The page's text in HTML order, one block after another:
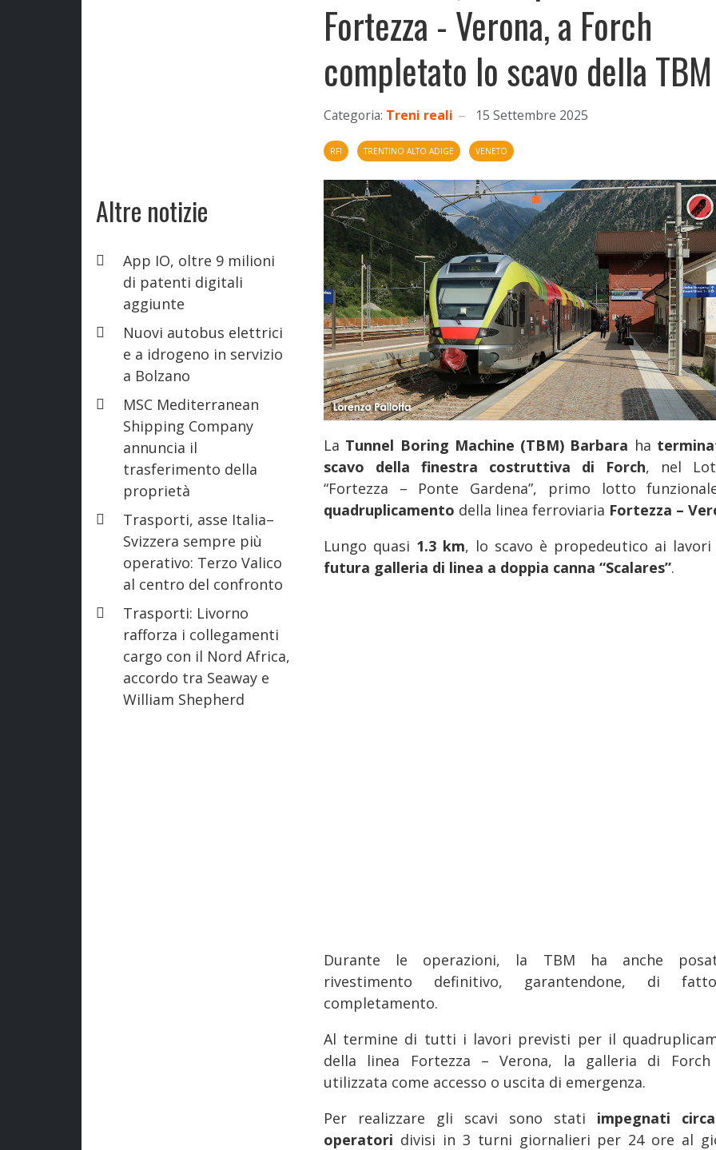
Altre notizie
App IO, oltre 9 milioni
di patenti digitali
aggiunte
Nuovi autobus elettrici
e a idrogeno in servizio
a Bolzano
MSC Mediterranean
Shipping Company
annuncia il
trasferimento della
proprietà
Trasporti, asse Italia–
Svizzera sempre più
operativo: Terzo Valico
al centro del confronto
Trasporti: Livorno
rafforza i collegamenti
cargo con il Nord Africa,
accordo tra Seaway e
William Shepherd
Fortezza - Verona, a Forch
completato lo scavo della TBM
Categoria: Treni reali 15 Settembre 2025
RFI TRENTINO ALTO ADIGE VENETO
La Tunnel Boring Machine (TBM) Barbara ha
scavo della finestra costruttiva di Forch, nel
“Fortezza – Ponte Gardena”, primo lotto
quadruplicamento della linea ferroviaria Fortezza –
Lungo quasi 1.3 km, lo scavo è propedeutico ai lavori
futura galleria di linea a doppia canna “Scalares”.
Durante le operazioni, la TBM ha anche
rivestimento definitivo, garantendone, di
completamento.
Al termine di tutti i lavori previsti per il
della linea Fortezza – Verona, la galleria di Forch
utilizzata come accesso o uscita di emergenza.
Per realizzare gli scavi sono stati impegnati
operatori divisi in 3 turni giornalieri per 24 ore al